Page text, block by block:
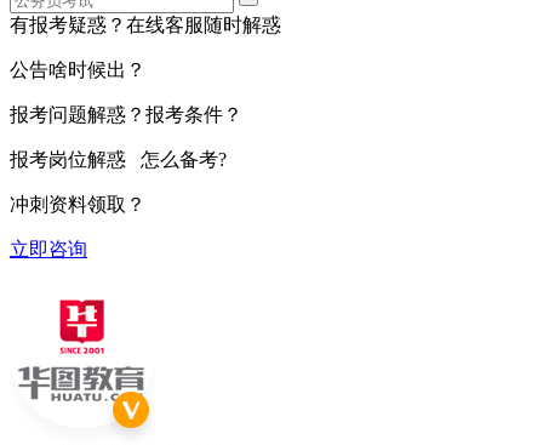
有报考疑惑？在线客服随时解惑
公告啥时候出？
报考问题解惑？报考条件？
报考岗位解惑 怎么备考?
冲刺资料领取？
立即咨询